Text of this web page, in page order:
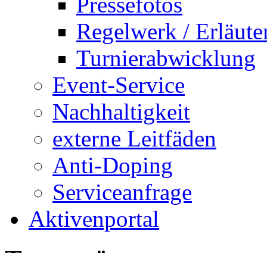
Regelwerk /
Turnierabwicklung
Event-Service
Nachhaltigkeit
externe Leitfäden
Anti-Doping
Serviceanfrage
Aktivenportal